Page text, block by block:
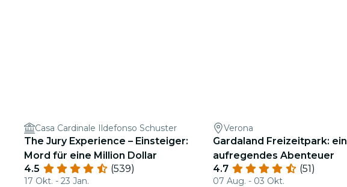
Casa Cardinale Ildefonso Schuster
The Jury Experience – Einsteiger:
Mord für eine Million Dollar
4.5
(539)
17 Okt. - 23 Jan.
Verona
Gardaland Freizeitpark: ein
aufregendes Abenteuer
4.7
(51)
07 Aug. - 03 Okt.